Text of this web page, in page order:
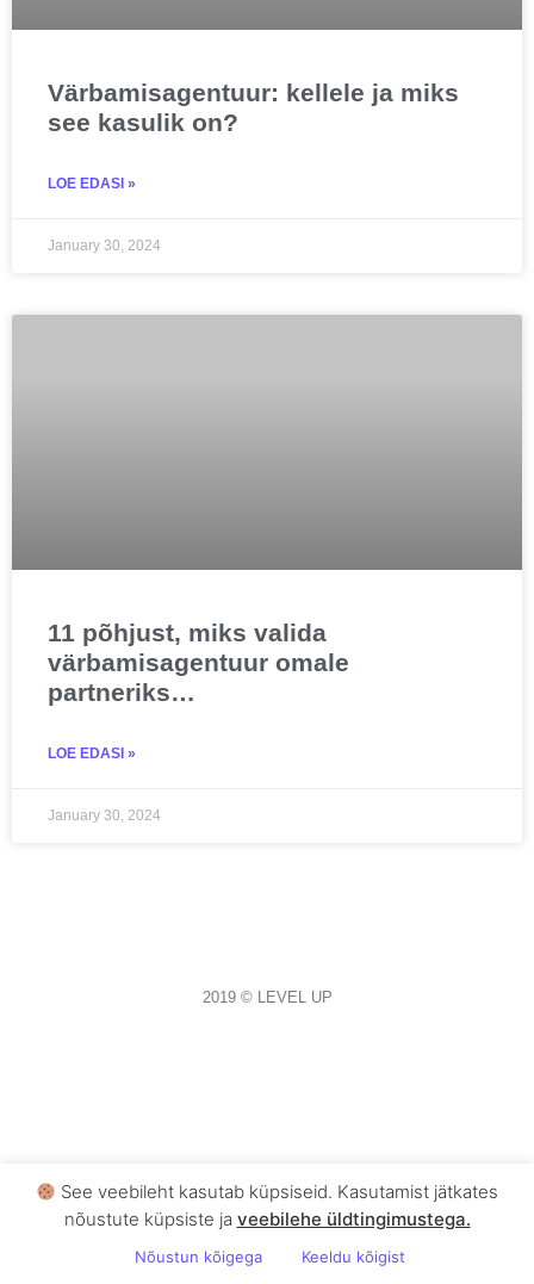
Värbamisagentuur: kellele ja miks
see kasulik on?
LOE EDASI »
January 30, 2024
11 põhjust, miks valida
värbamisagentuur omale
partneriks…
LOE EDASI »
January 30, 2024
2019 © LEVEL UP
See veebileht kasutab küpsiseid. Kasutamist jätkates
nõustute küpsiste ja veebilehe üldtingimustega .
Nõustun kõigega Keeldu kõigist